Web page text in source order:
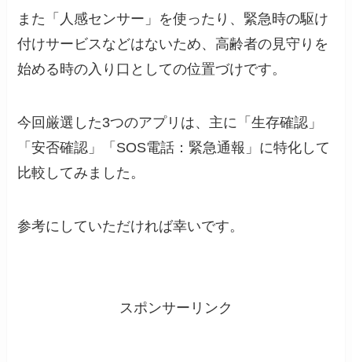
また「人感センサー」を使ったり、緊急時の駆け
付けサービスなどはないため、高齢者の見守りを
始める時の入り口としての位置づけです。
今回厳選した3つのアプリは、主に「生存確認」
「安否確認」「SOS電話：緊急通報」に特化して
比較してみました。
参考にしていただければ幸いです。
スポンサーリンク